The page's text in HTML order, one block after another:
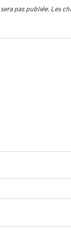
pas publiée. Les